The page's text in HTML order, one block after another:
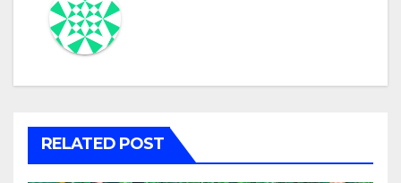
RELATED POST